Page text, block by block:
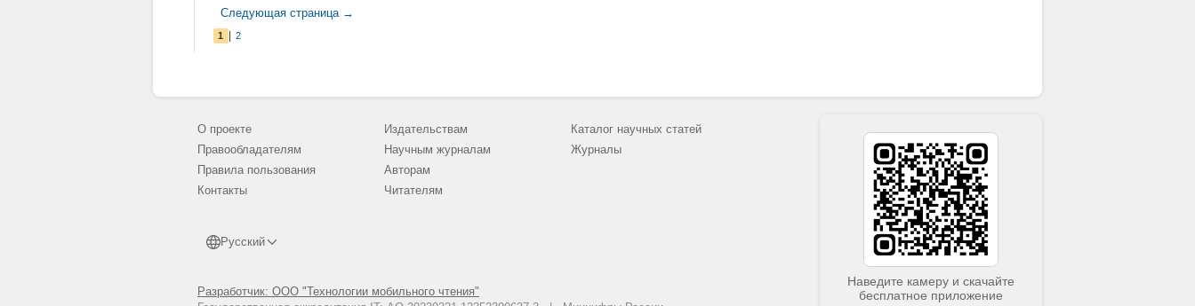
Следующая страница →
1 2
О проекте
Правообладателям
Правила пользования
Контакты
Русский
Разработчик: ООО "Технологии мобильного чтения"
Издательствам
Научным журналам
Авторам
Читателям
Каталог научных статей
Журналы
Наведите камеру и скачайте
бесплатное приложение